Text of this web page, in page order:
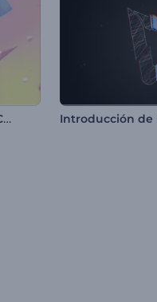
Logo - Formas en Gravedad Cero